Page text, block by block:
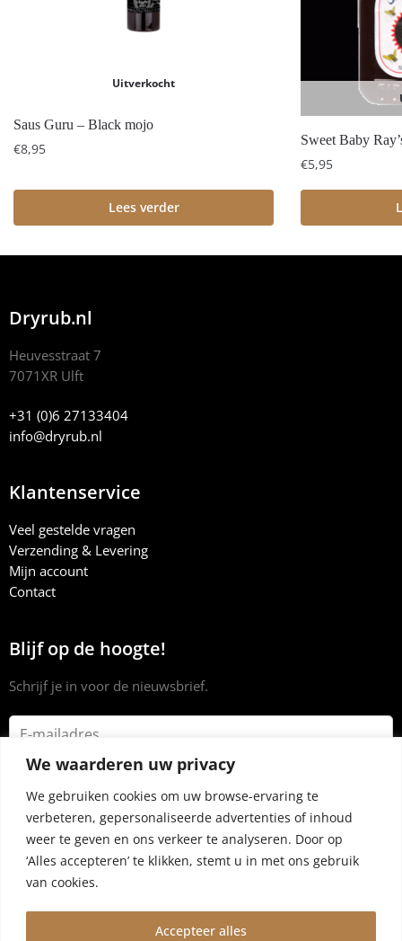
We waarderen uw privacy
We gebruiken cookies om uw browse-ervaring te
verbeteren, gepersonaliseerde advertenties of inhoud
weer te geven en ons verkeer te analyseren. Door op
‘Alles accepteren’ te klikken, stemt u in met ons gebruik
van cookies.
Accepteer alles
Uitverkocht
Saus Guru – Black mojo
€8,95
Lees verder
Sweet Baby
€5,95
Dryrub.nl
Heuvesstraat 7
7071XR Ulft
+31 (0)6 27133404
info@dryrub.nl
Klantenservice
Veel gestelde vragen
Verzending & Levering
Mijn account
Contact
Blijf op de hoogte!
Schrijf je in voor de nieuwsbrief.